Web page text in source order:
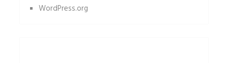
WordPress.org